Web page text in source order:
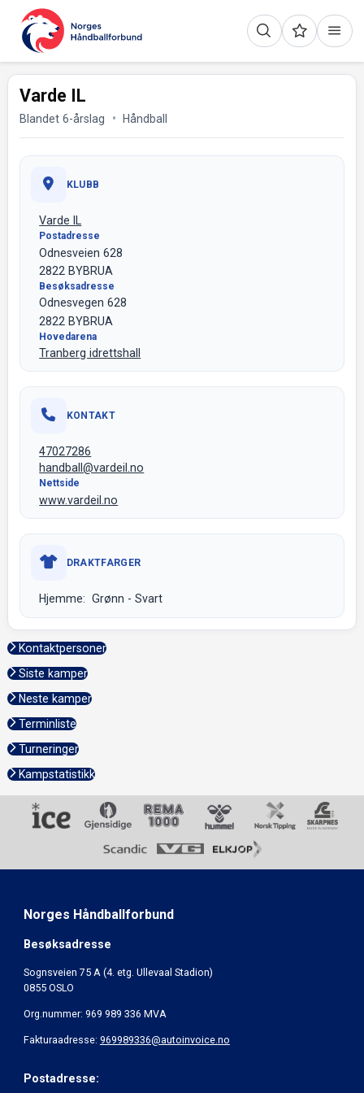
Varde IL
Blandet 6-årslag Håndball
KLUBB
Varde IL
Postadresse
Odnesveien 628
2822 BYBRUA
Besøksadresse
Odnesvegen 628
2822 BYBRUA
Hovedarena
Tranberg idrettshall
KONTAKT
47027286
handball@vardeil.no
Nettside
www.vardeil.no
DRAKTFARGER
Hjemme: Grønn - Svart
Kontaktpersoner
Siste kamper
Neste kamper
Terminliste
Turneringer
Kampstatistikk
Norges Håndballforbund
Besøksadresse
Sognsveien 75 A (4. etg. Ullevaal Stadion)
0855 OSLO
Org.nummer: 969 989 336 MVA
Fakturaadresse: 969989336@autoinvoice.no
Postadresse: